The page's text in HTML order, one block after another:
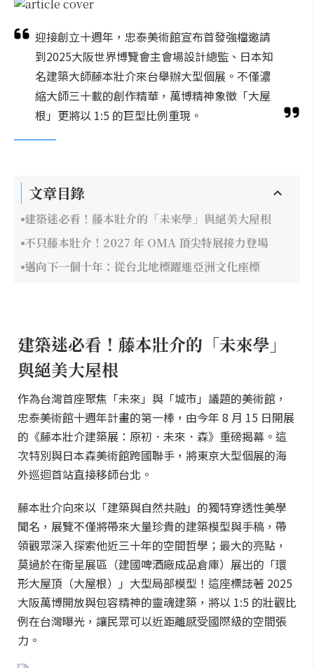
迎接創立十週年，忠泰美術館宣布首發強檔邀請
到2025大阪世界博覽會主會場設計總監、日本知
名建築大師藤本壯介來台舉辦大型個展。不僅濃
縮大師三十載的創作精華，萬博精神象徵「大屋
根」更將以 1:5 的巨型比例重現。
文章目錄
建築迷必看！藤本壯介的「未來學」與絕美大屋根
不只藤本壯介！2027 年 OMA 頂尖特展接力登場
邁向下一個十年：從台北地標躍進亞洲文化座標
建築迷必看！藤本壯介的「未來學」
與絕美大屋根
作為台灣首座聚焦「未來」與「城市」議題的美術館，
忠泰美術館十週年計畫的第一棒，由今年 8 月 15 日開展
的《藤本壯介建築展：原初．未來．森》重磅揭幕。這
次特別與日本森美術館跨國聯手，將東京大型個展的海
外巡迴首站直接移師台北。
藤本壯介向來以「建築與自然共融」的獨特穿透性美學
聞名，展覽不僅將帶來大量珍貴的建築模型與手稿，帶
領觀眾深入探索他近三十年的空間哲學；最大的亮點，
莫過於在衛星展區（建國啤酒廠成品倉庫）展出的「環
形大屋頂（大屋根）」大型局部模型！這座標誌著 2025
大阪萬博開放與包容精神的靈魂建築，將以 1:5 的壯觀比
例在台灣曝光，讓民眾可以近距離感受國際級的空間張
力。